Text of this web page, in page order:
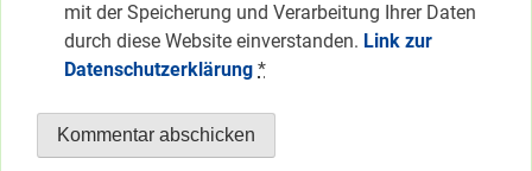
mit der Speicherung und Verarbeitung Ihrer Daten
durch diese Website einverstanden. Link zur
Datenschutzerklärung *